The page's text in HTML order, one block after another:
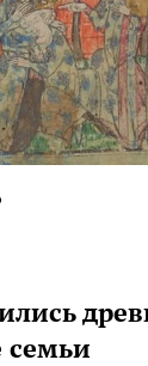
семьи